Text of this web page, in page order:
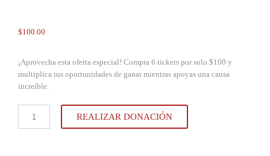
$100.00
¡Aprovecha esta oferta especial! Compra 6 tickets por solo $100 y
multiplica tus oportunidades de ganar mientras apoyas una causa
increíble.
Especial
REALIZAR DONACIÓN